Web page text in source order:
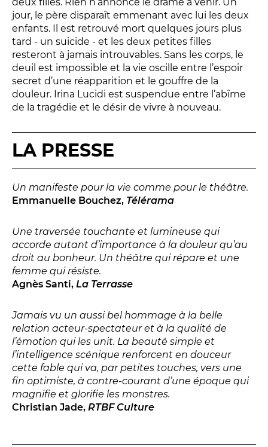
Festival de Magie
Festival de Tragédies
LE PUBLIC
VOUS ÊTES...
Relais
Étudiant
Entreprise
Acteur des secteurs social,
médical et judiciaire
En situation de handicap
PRATIQUEZ...
Nissa Slam
Le Lab'Oratoire[cours d’oralité]
À Voix haute ·cours [8-14 ans]
LES ACTIONS PÉDAGOGIQUES
jour, le père disparaît emmenant avec lui les deux
enfants. Il est retrouvé mort quelques jours plus
tard - un suicide - et les deux petites filles
resteront à jamais introuvables. Sans les corps, le
deuil est impossible et la vie oscille entre l’espoir
secret d’une réapparition et le gouffre de la
douleur. Irina Lucidi est suspendue entre l’abîme
de la tragédie et le désir de vivre à nouveau.
LA PRESSE
Un manifeste pour la vie comme pour le théâtre.
Emmanuelle Bouchez, Télérama
Une traversée touchante et lumineuse qui
accorde autant d’importance à la douleur qu’au
droit au bonheur. Un théâtre qui répare et une
femme qui résiste.
Agnès Santi, La Terrasse
Jamais vu un aussi bel hommage à la belle
relation acteur-spectateur et à la qualité de
l’émotion qui les unit. La beauté simple et
l’intelligence scénique renforcent en douceur
cette fable qui va, par petites touches, vers une
fin optimiste, à contre-courant d’une époque qui
magnifie et glorifie les monstres.
Christian Jade, RTBF Culture